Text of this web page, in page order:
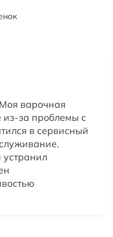
варочная
из-за проблемы с
в сервисный